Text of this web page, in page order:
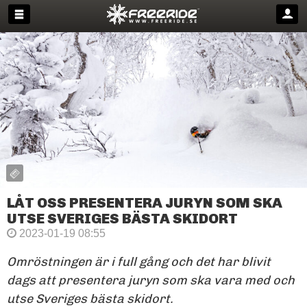
LÅT OSS PRESENTERA JURYN SOM SKA
UTSE SVERIGES BÄSTA SKIDORT
2023-01-19 08:55
Omröstningen är i full gång och det har blivit
dags att presentera juryn som ska vara med och
utse Sveriges bästa skidort.